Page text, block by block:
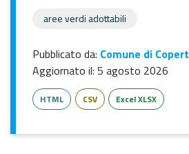
aree verdi adottabili
Pubblicato da: Comune di
Aggiornato il: 5 agosto 2026
HTML CSV Excel XLSX